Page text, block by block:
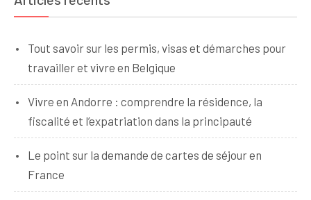
Tout savoir sur les permis, visas et démarches pour
travailler et vivre en Belgique
Vivre en Andorre : comprendre la résidence, la
fiscalité et l’expatriation dans la principauté
Le point sur la demande de cartes de séjour en
France